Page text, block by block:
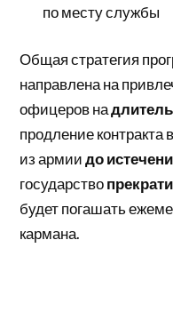
по месту службы
Общая стратегия
направлена на
офицеров на
продление
из армиидо
государство
будет погашать
кармана.